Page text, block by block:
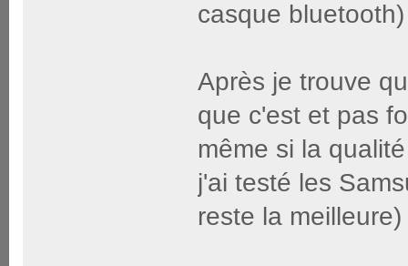
casque bluetooth)
Après je trouve
que c'est et pas
même si la
j'ai testé les
reste la meilleure)